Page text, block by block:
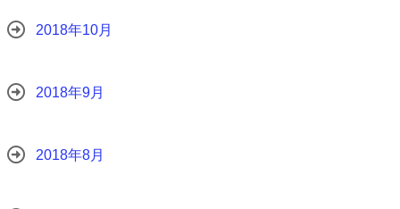
2018年10月
2018年9月
2018年8月